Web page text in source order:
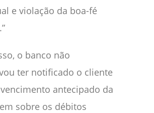
e violação da boa-fé
o banco não
ter notificado o cliente
antecipado da
sobre os débitos